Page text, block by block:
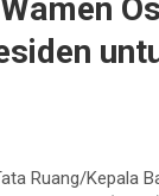
Ruang/Kepala